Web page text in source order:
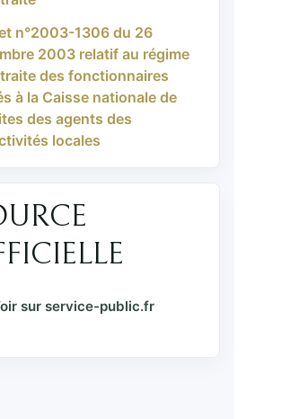
n°2003-1306 du 26
2003 relatif au régime
des fonctionnaires
à la Caisse nationale de
des agents des
locales
sur service-public.fr